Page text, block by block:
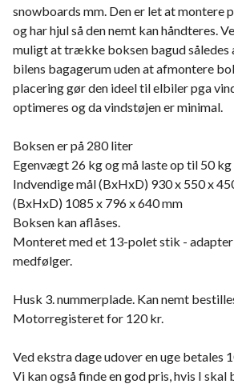
snowboards mm. Den er let at
og har hjul så den nemt kan håndteres.
muligt at trække boksen bagud således
bilens bagagerum uden at afmontere
placering gør den ideel til elbiler pga
optimeres og da vindstøjen er minimal.
Boksen er på 280 liter
Egenvægt 26 kg og må laste op til 50 kg
Indvendige mål (BxHxD) 930 x 550 x
(BxHxD) 1085 x 796 x 640 mm
Boksen kan aflåses.
Monteret med et 13-polet stik -
medfølger.
Husk 3. nummerplade. Kan nemt
Motorregisteret for 120 kr.
Ved ekstra dage udover en uge betales
Vi kan også finde en god pris, hvis I skal